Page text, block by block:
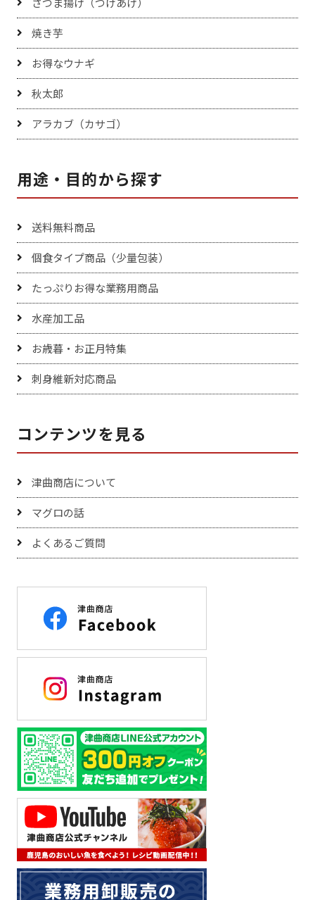
焼き芋
お得なウナギ
秋太郎
アラカブ（カサゴ）
用途・目的から探す
送料無料商品
個食タイプ商品（少量包装）
たっぷりお得な業務用商品
水産加工品
お歳暮・お正月特集
刺身維新対応商品
コンテンツを見る
津曲商店について
マグロの話
よくあるご質問